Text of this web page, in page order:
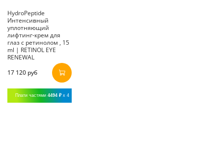
HydroPeptide
Интенсивный
уплотняющий
лифтинг-крем для
глаз с ретинолом , 15
ml | RETINOL EYE
RENEWAL
17 120 руб
Плати частями 4494 ₽ x 4